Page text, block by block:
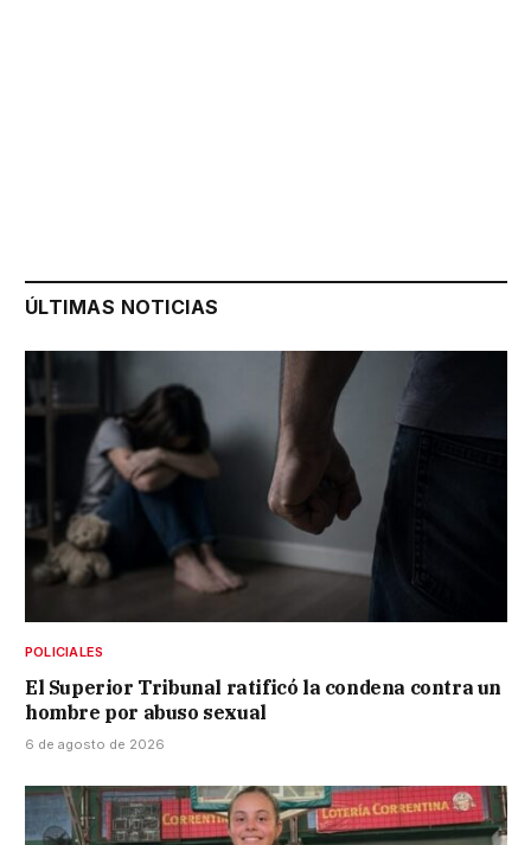
ÚLTIMAS NOTICIAS
POLICIALES
El Superior Tribunal ratificó la condena contra un
hombre por abuso sexual
6 de agosto de 2026